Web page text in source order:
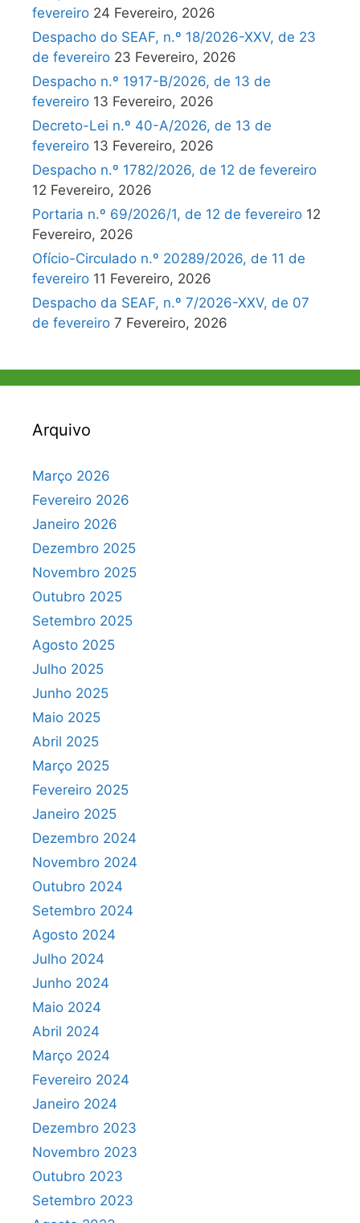
fevereiro 24 Fevereiro, 2026
Despacho do SEAF, n.º 18/2026-XXV, de 23
de fevereiro 23 Fevereiro, 2026
Despacho n.º 1917-B/2026, de 13 de
fevereiro 13 Fevereiro, 2026
Decreto-Lei n.º 40-A/2026, de 13 de
fevereiro 13 Fevereiro, 2026
Despacho n.º 1782/2026, de 12 de fevereiro
12 Fevereiro, 2026
Portaria n.º 69/2026/1, de 12 de fevereiro 12
Fevereiro, 2026
Ofício-Circulado n.º 20289/2026, de 11 de
fevereiro 11 Fevereiro, 2026
Despacho da SEAF, n.º 7/2026-XXV, de 07
de fevereiro 7 Fevereiro, 2026
Arquivo
Março 2026
Fevereiro 2026
Janeiro 2026
Dezembro 2025
Novembro 2025
Outubro 2025
Setembro 2025
Agosto 2025
Julho 2025
Junho 2025
Maio 2025
Abril 2025
Março 2025
Fevereiro 2025
Janeiro 2025
Dezembro 2024
Novembro 2024
Outubro 2024
Setembro 2024
Agosto 2024
Julho 2024
Junho 2024
Maio 2024
Abril 2024
Março 2024
Fevereiro 2024
Janeiro 2024
Dezembro 2023
Novembro 2023
Outubro 2023
Setembro 2023